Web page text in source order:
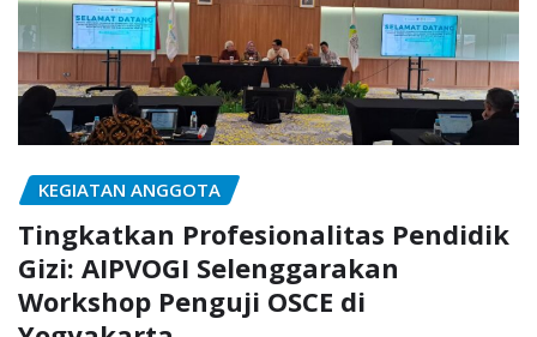
KEGIATAN ANGGOTA
Tingkatkan Profesionalitas Pendidik
Gizi: AIPVOGI Selenggarakan
Workshop Penguji OSCE di